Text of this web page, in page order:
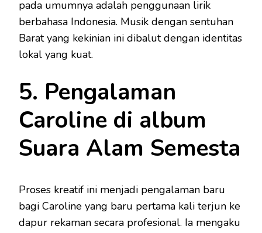
pada umumnya adalah penggunaan lirik
berbahasa Indonesia. Musik dengan sentuhan
Barat yang kekinian ini dibalut dengan identitas
lokal yang kuat.
5. Pengalaman
Caroline di album
Suara Alam Semesta
Proses kreatif ini menjadi pengalaman baru
bagi Caroline yang baru pertama kali terjun ke
dapur rekaman secara profesional. Ia mengaku